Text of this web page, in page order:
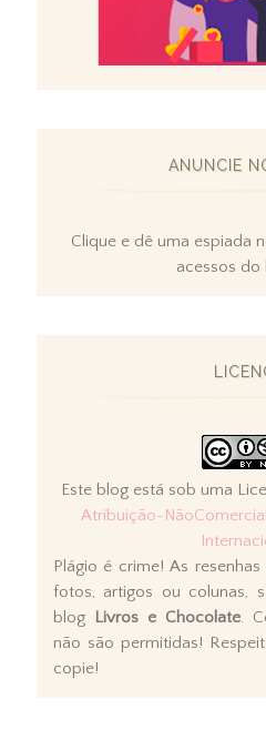
ANUNCIE
Clique e dê uma espiada
acessos do
Este blog está sob uma
Atribuição-
Plágio é crime! As
fotos, artigos ou colunas,
blog Livros e Chocolate.
não são permitidas!
copie!